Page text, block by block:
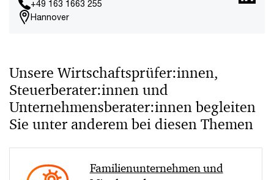
+49 163 1663 255
Hannover
Unsere Wirtschaftsprüfer:innen,
Steuerberater:innen und
Unternehmensberater:innen begleiten
Sie unter anderem bei diesen Themen
Familienunternehmen und